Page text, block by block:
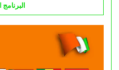
البرنامج